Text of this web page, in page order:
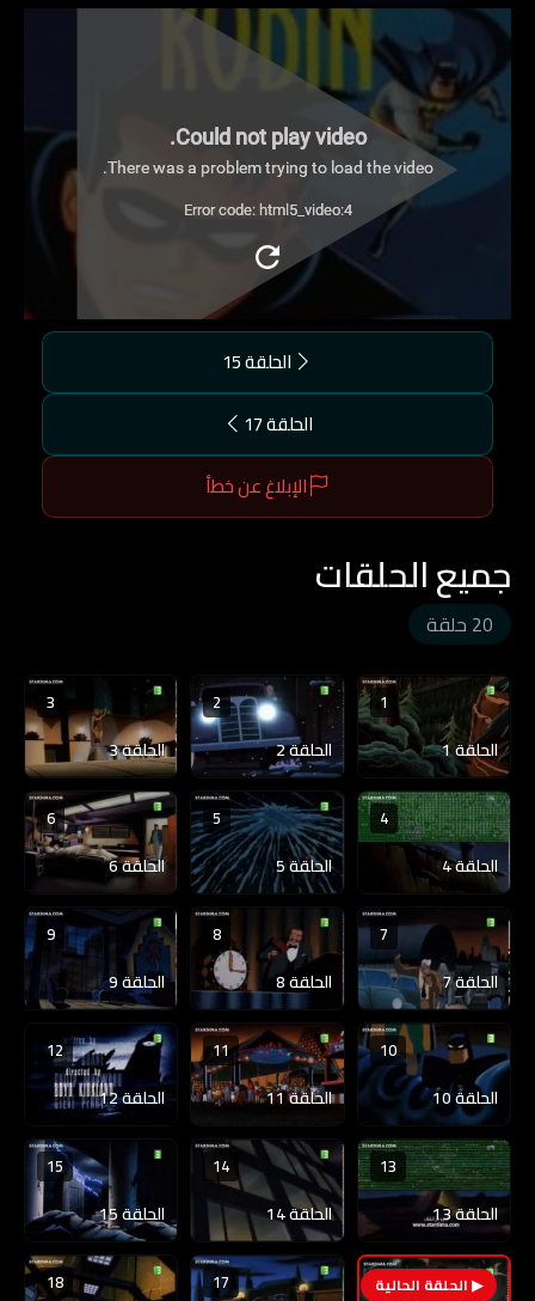
Could not play video.
There was a problem trying to load the video.
Error code: html5_video:4
الحلقة 15
الحلقة 17
الإبلاغ عن خطأ
جميع الحلقات
20 حلقة
1
الحلقة 1
2
الحلقة 2
3
الحلقة 3
4
الحلقة 4
5
الحلقة 5
6
الحلقة 6
7
الحلقة 7
8
الحلقة 8
9
الحلقة 9
10
الحلقة 10
11
الحلقة 11
12
الحلقة 12
13
الحلقة 13
14
الحلقة 14
15
الحلقة 15
16
17
18